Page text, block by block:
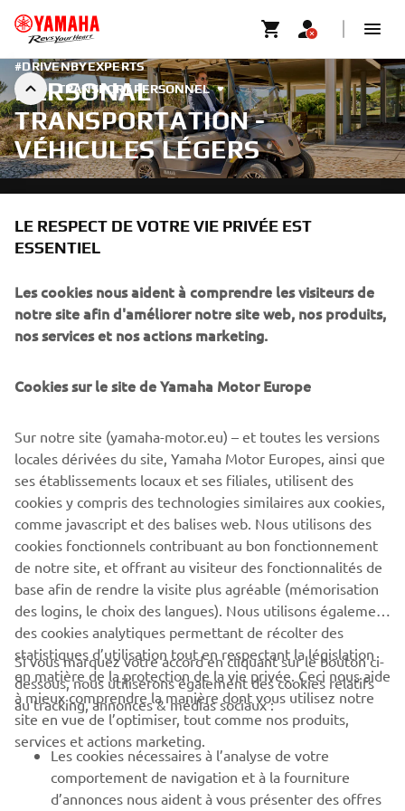
TRANSPORT PERSONNEL
#DRIVENBYEXPERTS
PERSONAL
TRANSPORTATION -
VÉHICULES LÉGERS
CORPORATE
BUSINESS
PLUS DE YAMAHA
SOUTIEN
BULLETIN
Soyez le premier à connaître les dernières offres, les événements
spéciaux, les nouveautés et bien plus encore
S'ABONNER
Lisez notre politique de confidentialité pour savoir comment
nous traitons vos données personnelles :Politique de
Confidentialité
Luxemburg (French)
LE RESPECT DE VOTRE VIE PRIVÉE EST
ESSENTIEL
Les cookies nous aident à comprendre les visiteurs de
notre site afin d'améliorer notre site web, nos produits,
nos services et nos actions marketing.
Cookies sur le site de Yamaha Motor Europe
Sur notre site (yamaha-motor.eu) – et toutes les versions
locales dérivées du site, Yamaha Motor Europes, ainsi que
ses établissements locaux et ses filiales, utilisent des
cookies y compris des technologies similaires aux cookies,
comme javascript et des balises web. Nous utilisons des
cookies fonctionnels contribuant au bon fonctionnement
de notre site, et offrant au visiteur des fonctionnalités de
base afin de rendre la visite plus agréable (mémorisation
des logins, le choix des langues). Nous utilisons également
des cookies analytiques permettant de récolter des
statistiques d’utilisation tout en respectant la législation
en matière de la protection de la vie privée. Ceci nous aide
à mieux comprendre la manière dont vous utilisez notre
site en vue de l’optimiser, tout comme nos produits,
services et actions marketing.
Si vous marquez votre accord en cliquant sur le bouton ci-
dessous, nous utiliserons également des cookies relatifs
au tracking, annonces & médias sociaux :
Les cookies nécessaires à l’analyse de votre
comportement de navigation et à la fourniture
d’annonces nous aident à vous présenter des offres